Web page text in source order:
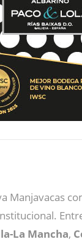
Manjavacas
La Mancha,